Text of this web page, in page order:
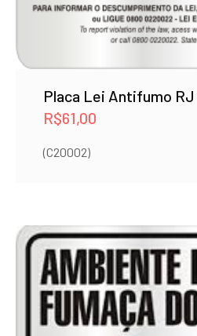
Placa Lei Antifumo RJ
R$61,00
(C20002)